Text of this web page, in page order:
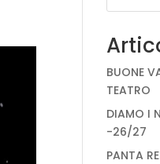
BUONE
TEATRO
DIAMO I
-26/27
PANTA